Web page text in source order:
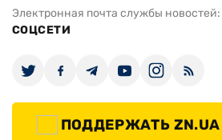
Электронная почта службы новостей:
СОЦСЕТИ
ПОДДЕРЖАТЬ ZN.UA